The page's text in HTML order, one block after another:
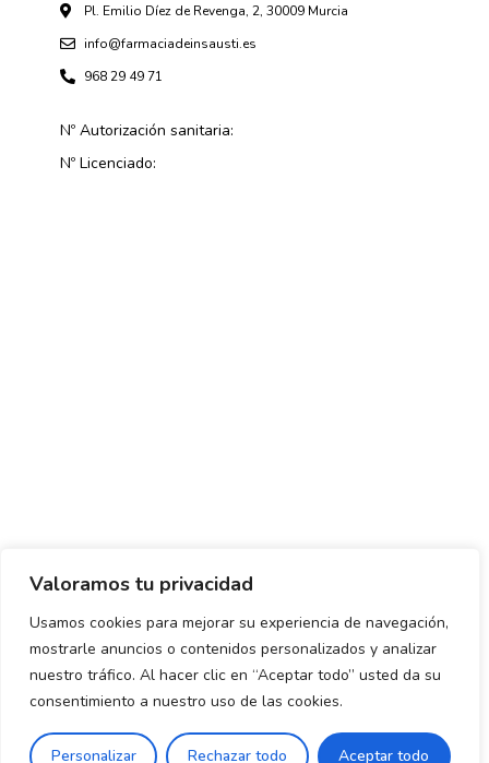
Valoramos tu privacidad
Usamos cookies para mejorar su experiencia de navegación,
mostrarle anuncios o contenidos personalizados y analizar
nuestro tráfico. Al hacer clic en “Aceptar todo” usted da su
consentimiento a nuestro uso de las cookies.
Personalizar Rechazar todo Aceptar todo
0
Pl. Emilio Díez de Revenga, 2, 30009 Murcia
info@farmaciadeinsausti.es
968 29 49 71
Nº Autorización sanitaria:
Nº Licenciado:
Política de envío y devoluciones Política de privacidad
Uso de cookies Aviso legal Términos y condiciones
Declaración de Accesibilidad